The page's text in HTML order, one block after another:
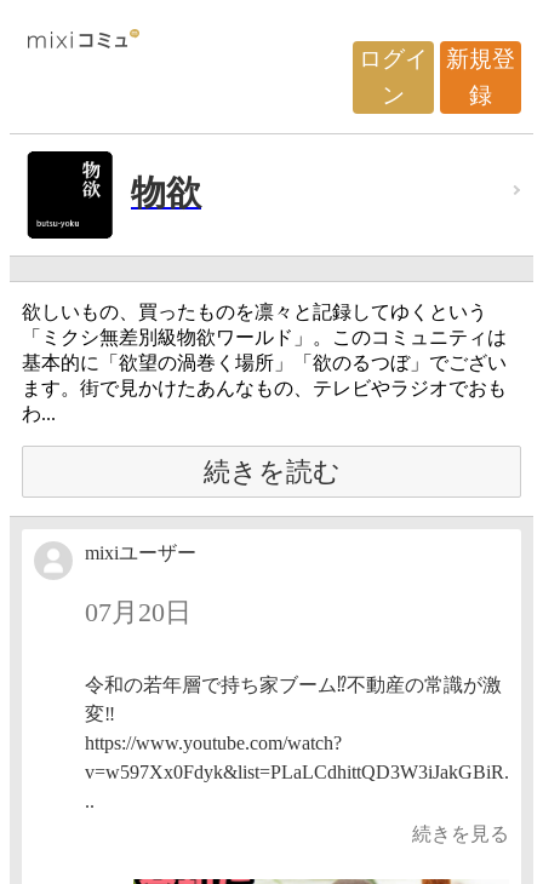
ログイ
ン
新規登
録
物欲
欲しいもの、買ったものを凛々と記録してゆくという
「ミクシ無差別級物欲ワールド」。このコミュニティは
基本的に「欲望の渦巻く場所」「欲のるつぼ」でござい
ます。街で見かけたあんなもの、テレビやラジオでおも
わ...
続きを読む
mixiユーザー
07月20日
令和の若年層で持ち家ブーム⁉️不動産の常識が激
変‼️
https://www.youtube.com/watch?
v=w597Xx0Fdyk&list=PLaLCdhittQD3W3iJakGBiR.
..
続きを見る